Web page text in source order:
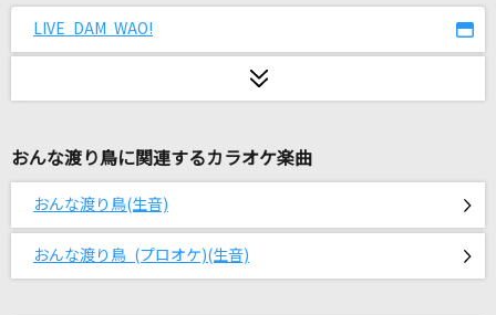
DECO*27
桜が丘女子高等学校校歌[Rock Ver.]
放課後ティータイム
愛のかたまり
KinKi Kids
LIVE DAM WAO!
おんな渡り鳥に関連するカラオケ楽曲
おんな渡り鳥(生音)
おんな渡り鳥 (プロオケ)(生音)